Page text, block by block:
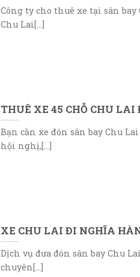
Công ty cho thuê xe tại sân
Chu Lai[...]
THUÊ XE 45 CHỖ CHU LAI
Bạn cần xe đón sân bay Chu
hội nghị,[...]
XE CHU LAI ĐI NGHĨA
Dịch vụ đưa đón sân bay Chu
chuyên[...]